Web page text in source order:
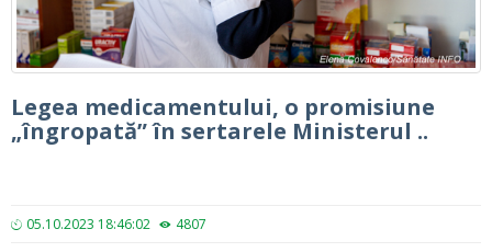
Legea medicamentului, o promisiune
„îngropată” în sertarele Ministerul ..
05.10.2023 18:46:02 4807